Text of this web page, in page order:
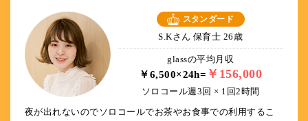
スタンダード
S.Kさん 保育士 26歳
glassの平均月収
￥6,500×24h= ￥156,000
ソロコール週3回 × 1回2時間
夜が出れないのでソロコールでお茶やお食事での利用するこ